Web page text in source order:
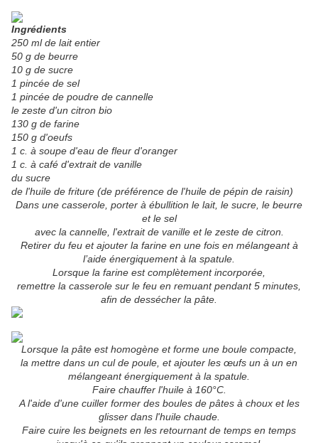
Ingrédients
250 ml de lait entier
50 g de beurre
10 g de sucre
1 pincée de sel
1 pincée de poudre de cannelle
le zeste d'un citron bio
130 g de farine
150 g d'oeufs
1 c. à soupe d'eau de fleur d'oranger
1 c. à café d'extrait de vanille
du sucre
de l'huile de friture (de préférence de l'huile de pépin de raisin)
Dans une casserole, porter à ébullition le lait, le sucre, le beurre
et le sel
avec la cannelle, l'extrait de vanille et le zeste de citron.
Retirer du feu et ajouter la farine en une fois en mélangeant à
l’aide énergiquement à la spatule.
Lorsque la farine est complètement incorporée,
remettre la casserole sur le feu en remuant pendant 5 minutes,
afin de dessécher la pâte.
Lorsque la pâte est homogène et forme une boule compacte,
la mettre dans un cul de poule, et ajouter les œufs un à un en
mélangeant énergiquement à la spatule.
Faire chauffer l'huile à 160°C.
A l'aide d'une cuiller former des boules de pâtes à choux et les
glisser dans l'huile chaude.
Faire cuire les beignets en les retournant de temps en temps